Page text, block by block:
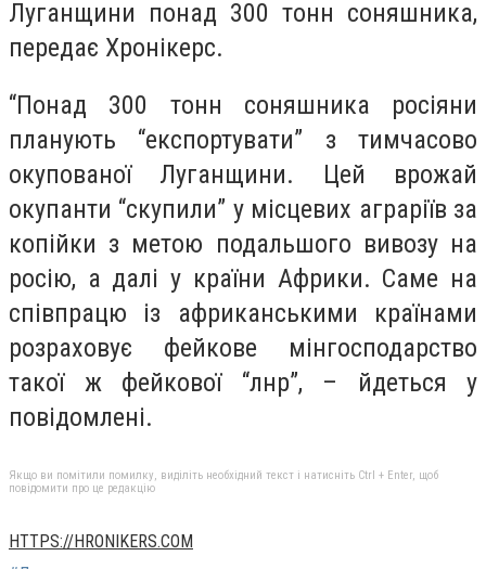
Луганщини понад 300 тонн соняшника,
передає Хронікерс.
“Понад 300 тонн соняшника росіяни
планують “експортувати” з тимчасово
окупованої Луганщини. Цей врожай
окупанти “скупили” у місцевих аграріїв за
копійки з метою подальшого вивозу на
росію, а далі у країни Африки. Саме на
співпрацю із африканськими країнами
розраховує фейкове мінгосподарство
такої ж фейкової “лнр”, – йдеться у
повідомлені.
Якщо ви помітили помилку, виділіть необхідний текст і натисніть Ctrl + Enter, щоб
повідомити про це редакцію
HTTPS://HRONIKERS.COM